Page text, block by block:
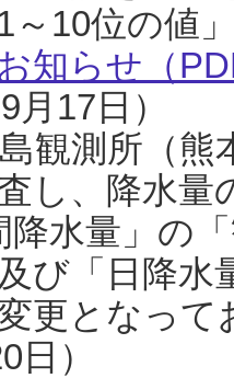
～10位の値
知らせ（
17日）
観測所（熊
し、降水
降水量」の
び「日降
更となっ
日）